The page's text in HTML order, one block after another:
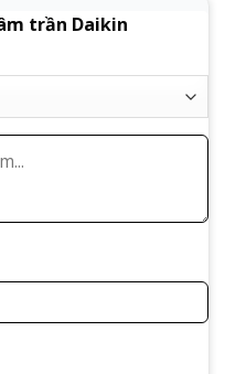
trần Daikin